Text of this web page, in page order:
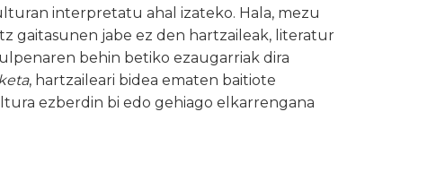
interpretatu ahal izateko. Hala, mezu
gaitasunen jabe ez den hartzaileak, literatur
behin betiko ezaugarriak dira
, hartzaileari bidea ematen baitiote
ezberdin bi edo gehiago elkarrengana